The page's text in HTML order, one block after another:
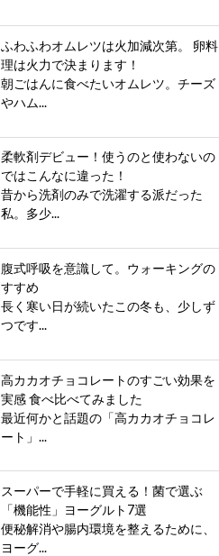
ふわふわオムレツは火加減次第。 卵料
理は火力で決まります！
朝ごはんに食べたいオムレツ。チーズ
やハム...
柔軟剤デビュー！使うのと使わないの
ではこんなに違った！
昔から洗剤のみで洗濯する派だった
私。多少...
腹式呼吸を意識して。ウォーキングの
すすめ
長く寒い日が続いたこの冬も、少しず
つです...
高カカオチョコレートのすごい効果を
実感 食べ比べてみました
最近何かと話題の「高カカオチョコレ
ート」...
スーパーで手軽に買える！菌で選ぶ
「機能性」ヨーグルト7選
便秘解消や腸内環境を整えるために、
ヨーグ...